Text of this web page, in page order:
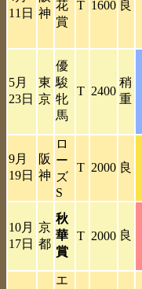
11日 神
花
賞
T 1600 良
5月
23日
東
京
優
駿
牝
馬
T 2400
稍
重
9月
19日
阪
神
ロ
ー
ズ
S
T 2000 良
10月
17日
京
都
秋
華
賞
T 2000 良
エ